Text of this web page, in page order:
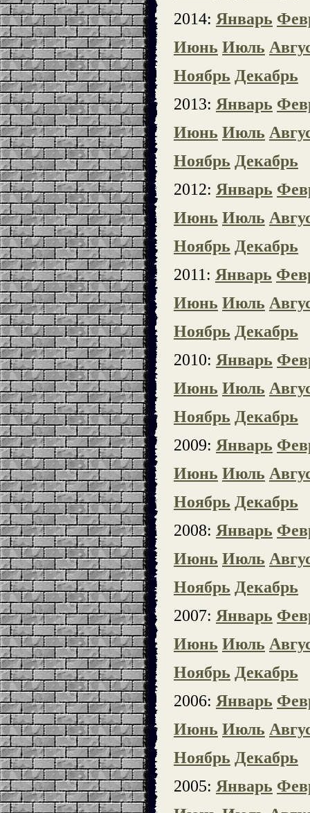
2014: Январь
Июнь Июль
Ноябрь Декабрь
2013: Январь
Июнь Июль
Ноябрь Декабрь
2012: Январь
Июнь Июль
Ноябрь Декабрь
2011: Январь
Июнь Июль
Ноябрь Декабрь
2010: Январь
Июнь Июль
Ноябрь Декабрь
2009: Январь
Июнь Июль
Ноябрь Декабрь
2008: Январь
Июнь Июль
Ноябрь Декабрь
2007: Январь
Июнь Июль
Ноябрь Декабрь
2006: Январь
Июнь Июль
Ноябрь Декабрь
2005: Январь